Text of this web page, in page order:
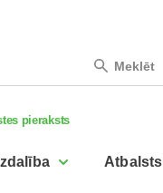
Meklēt
pieraksts
Atbalsts